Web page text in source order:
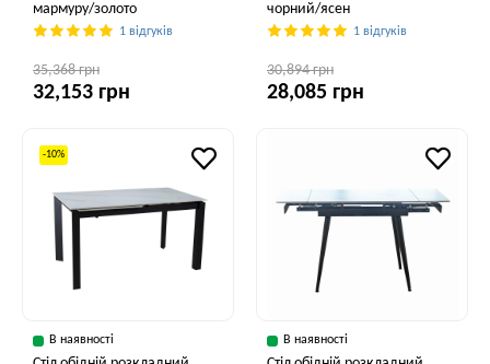
мармуру/золото
1 відгуків
35,368 грн
32,153 грн
чорний/ясен
1 відгуків
30,894 грн
28,085 грн
-10%
В наявності В наявності